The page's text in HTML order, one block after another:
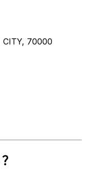
CITY, 70000